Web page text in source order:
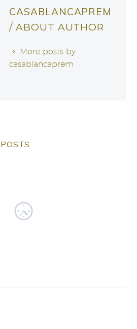
CASABLANCAPREM
/ ABOUT AUTHOR
More posts by
casablancaprem
0